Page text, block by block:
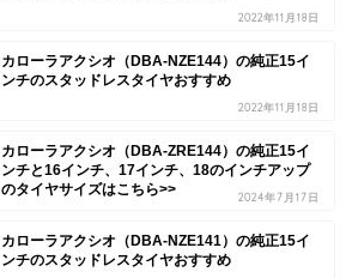
2022年11月18日
カローラアクシオ（DBA-NZE144）の純正15イ
ンチのスタッドレスタイヤおすすめ
2022年11月18日
カローラアクシオ（DBA-ZRE144）の純正15イ
ンチと16インチ、17インチ、18のインチアップ
のタイヤサイズはこちら>>
2024年7月17日
カローラアクシオ（DBA-NZE141）の純正15イ
ンチのスタッドレスタイヤおすすめ